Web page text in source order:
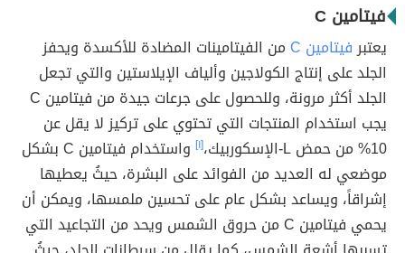
فيتامين C
يعتبرفيتامين C
من الفيتامينات المضادة للأكسدة ويحفز
الجلد على إنتاج الكولاجين وألياف الإيلاستين والتي تجعل
الجلد أكثر مرونة، وللحصول على جرعات جيدة من فيتامين C
يجب استخدام المنتجات التي تحتوي على تركيز لا يقل عن
10% من حمض L-الإسكوربيك،
[١]
واستخدام فيتامين C بشكل
موضعي له العديد من الفوائد على البشرة، حيثُ يعطيها
إشراقاً، ويساعد بشكل عام على تحسين ملمسها، ويمكن أن
يحمي فيتامين C من حروق الشمس ويحد من التجاعيد التي